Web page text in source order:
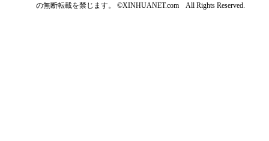
の無断転載を禁じます。 ©XINHUANET.com All Rights Reserved.